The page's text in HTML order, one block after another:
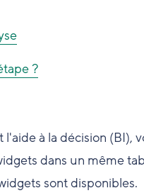
?
à la décision (BI),
dans un même
sont disponibles.